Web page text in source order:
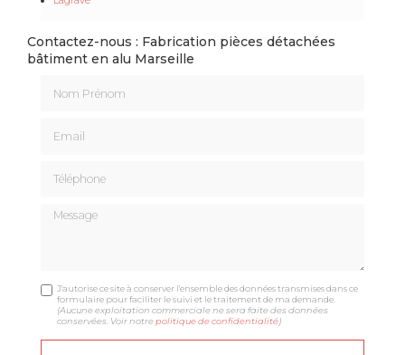
Contactez-nous : Fabrication pièces détachées
bâtiment en alu Marseille
Message
J'autorise ce site à conserver l'ensemble des données transmises dans ce
formulaire pour faciliter le suivi et le traitement de ma demande.
(Aucune exploitation commerciale ne sera faite des données
conservées. Voir notrepolitique de confidentialité)